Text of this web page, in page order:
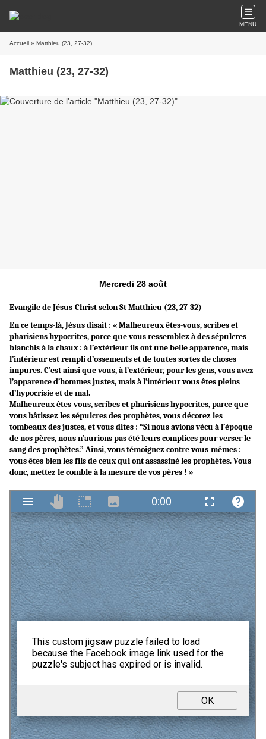
MENU
Accueil » Matthieu (23, 27-32)
Matthieu (23, 27-32)
Mercredi 28 août
Evangile de Jésus-Christ selon St Matthieu (23, 27-32)
En ce temps-là, Jésus disait : « Malheureux êtes-vous, scribes et
pharisiens hypocrites, parce que vous ressemblez à des sépulcres
blanchis à la chaux : à l’extérieur ils ont une belle apparence, mais
l’intérieur est rempli d’ossements et de toutes sortes de choses
impures. C’est ainsi que vous, à l’extérieur, pour les gens, vous avez
l’apparence d’hommes justes, mais à l’intérieur vous êtes pleins
d’hypocrisie et de mal.
Malheureux êtes-vous, scribes et pharisiens hypocrites, parce que
vous bâtissez les sépulcres des prophètes, vous décorez les
tombeaux des justes, et vous dites : “Si nous avions vécu à l’époque
de nos pères, nous n’aurions pas été leurs complices pour verser le
sang des prophètes.” Ainsi, vous témoignez contre vous-mêmes :
vous êtes bien les fils de ceux qui ont assassiné les prophètes. Vous
donc, mettez le comble à la mesure de vos pères ! »